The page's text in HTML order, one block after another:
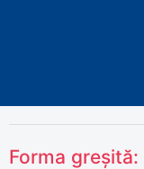
Forma greșită: